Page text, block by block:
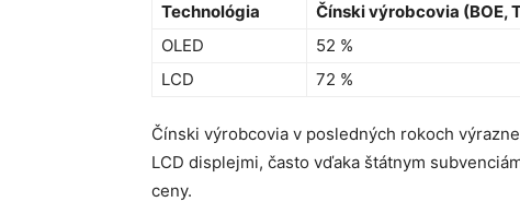
Technológia Čínski výrobcovia (BOE,
OLED
52 %
LCD
72 %
Čínski výrobcovia v posledných rokoch
LCD displejmi, často vďaka štátnym
ceny.